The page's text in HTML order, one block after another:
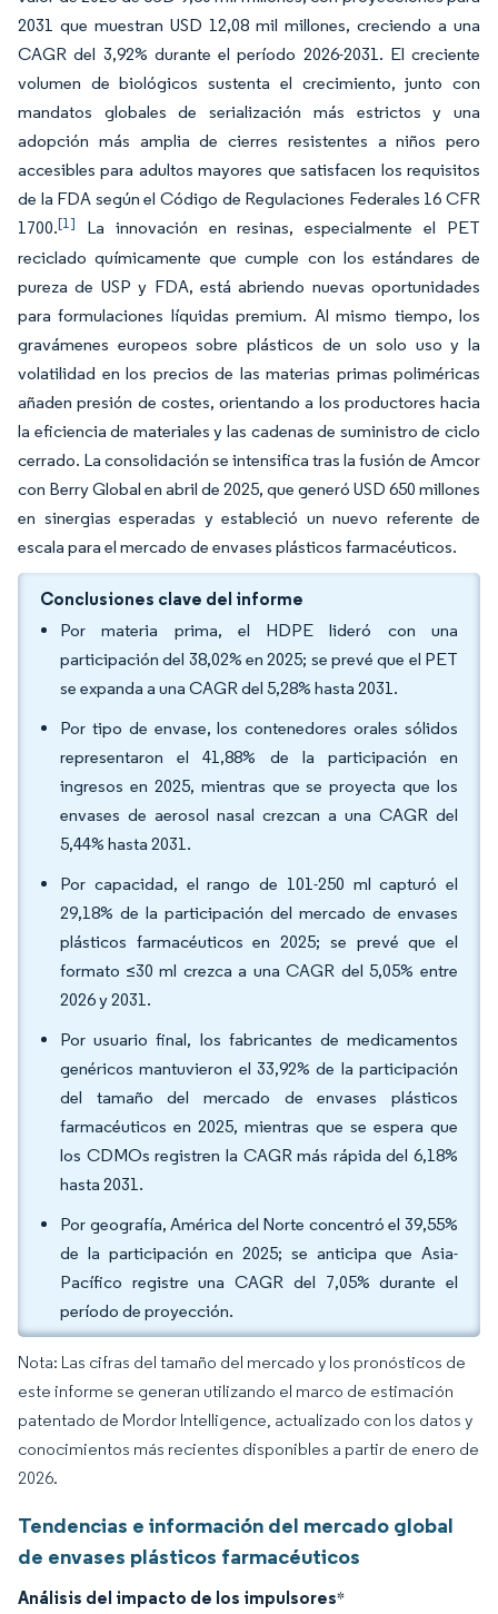
2031 que muestran USD 12,08 mil millones, creciendo a una
CAGR del 3,92% durante el período 2026-2031. El creciente
volumen de biológicos sustenta el crecimiento, junto con
mandatos globales de serialización más estrictos y una
adopción más amplia de cierres resistentes a niños pero
accesibles para adultos mayores que satisfacen los requisitos
de la FDA según el Código de Regulaciones Federales 16 CFR
1700.[1]
La innovación en resinas, especialmente el PET
reciclado químicamente que cumple con los estándares de
pureza de USP y FDA, está abriendo nuevas oportunidades
para formulaciones líquidas premium. Al mismo tiempo, los
gravámenes europeos sobre plásticos de un solo uso y la
volatilidad en los precios de las materias primas poliméricas
añaden presión de costes, orientando a los productores hacia
la eficiencia de materiales y las cadenas de suministro de ciclo
cerrado. La consolidación se intensifica tras la fusión de Amcor
con Berry Global en abril de 2025, que generó USD 650 millones
en sinergias esperadas y estableció un nuevo referente de
escala para el mercado de envases plásticos farmacéuticos.
Conclusiones clave del informe
Por materia prima, el HDPE lideró con una
participación del 38,02% en 2025; se prevé que el PET
se expanda a una CAGR del 5,28% hasta 2031.
Por tipo de envase, los contenedores orales sólidos
representaron el 41,88% de la participación en
ingresos en 2025, mientras que se proyecta que los
envases de aerosol nasal crezcan a una CAGR del
5,44% hasta 2031.
Por capacidad, el rango de 101-250 ml capturó el
29,18% de la participación del mercado de envases
plásticos farmacéuticos en 2025; se prevé que el
formato ≤30 ml crezca a una CAGR del 5,05% entre
2026 y 2031.
Por usuario final, los fabricantes de medicamentos
genéricos mantuvieron el 33,92% de la participación
del tamaño del mercado de envases plásticos
farmacéuticos en 2025, mientras que se espera que
los CDMOs registren la CAGR más rápida del 6,18%
hasta 2031.
Por geografía, América del Norte concentró el 39,55%
de la participación en 2025; se anticipa que Asia-
Pacífico registre una CAGR del 7,05% durante el
período de proyección.
Nota: Las cifras del tamaño del mercado y los pronósticos de
este informe se generan utilizando el marco de estimación
patentado de Mordor Intelligence, actualizado con los datos y
conocimientos más recientes disponibles a partir de enero de
2026.
Tendencias e información del mercado global
de envases plásticos farmacéuticos
Análisis del impacto de los impulsores*